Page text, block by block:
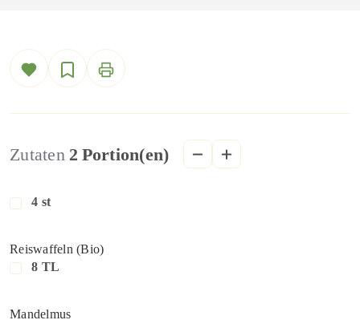
Zutaten 2 Portion(en)
4 st
Reiswaffeln (Bio)
8 TL
Mandelmus